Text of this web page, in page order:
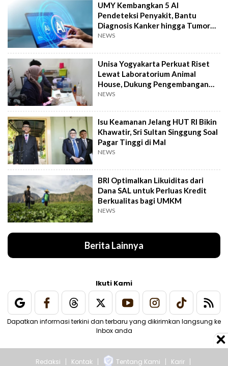
UMY Kembangkan 5 AI
Pendeteksi Penyakit, Bantu
Diagnosis Kanker hingga Tumor
Otak Lebih Cepat
NEWS
Unisa Yogyakarta Perkuat Riset
Lewat Laboratorium Animal
House, Dukung Pengembangan
Kandidat Obat
NEWS
Isu Keamanan Jelang HUT RI Bikin
Khawatir, Sri Sultan Singgung Soal
Pagar Tinggi di Mal
NEWS
BRI Optimalkan Likuiditas dari
Dana SAL untuk Perluas Kredit
Berkualitas bagi UMKM
NEWS
Berita Lainnya
Ikuti Kami
Dapatkan informasi terkini dan terbaru yang dikirimkan langsung ke
Inbox anda
Redaksi Kontak Tentang Kami Karir